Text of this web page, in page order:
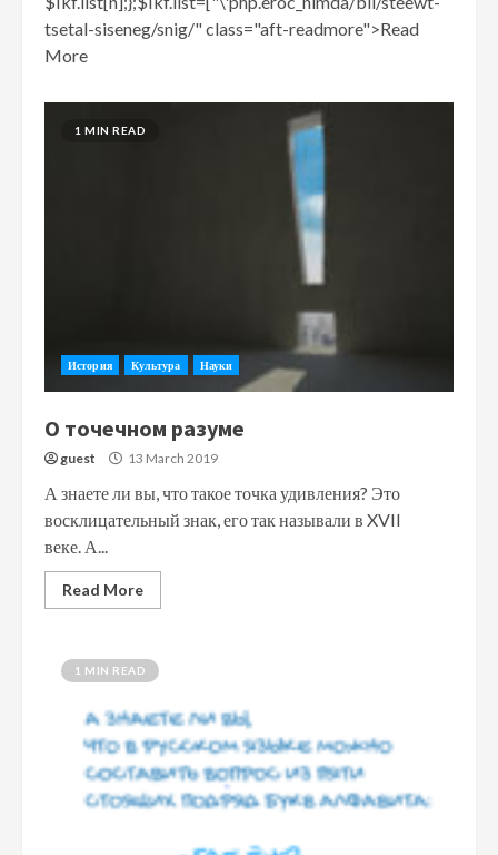
tsetal-siseneg/snig/" class="aft-readmore">Read
More
1 MIN READ
История Культура Науки
О точечном разуме
guest 13 March 2019
А знаете ли вы, что такое точка удивления? Это
восклицательный знак, его так называли в XVII
веке. А...
Read More
1 MIN READ